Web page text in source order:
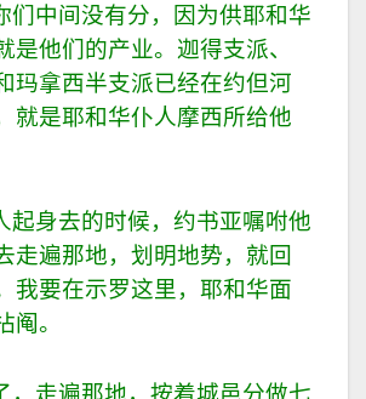
们中间没有分，因为供耶和华
是他们的产业。迦得支派、
玛拿西半支派已经在约但河
就是耶和华仆人摩西所给他
起身去的时候，约书亚嘱咐他
走遍那地，划明地势，就回
我要在示罗这里，耶和华面
阄。
，走遍那地，按着城邑分做七